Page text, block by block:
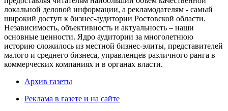
локальной деловой информации, а рекламодателям - самый
широкий доступ к бизнес-аудитории Ростовской области.
Независимость, объективность и актуальность – наши
основные ценности. Ядро аудитории за многолетнюю
историю сложилось из местной бизнес-элиты, представителей
малого и среднего бизнеса, управленцев различного ранга в
коммерческих компаниях и в органах власти.
Архив газеты
Реклама в газете и на сайте